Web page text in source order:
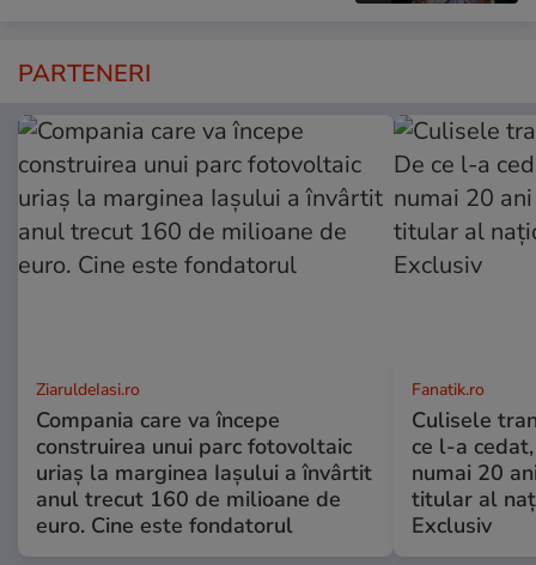
PARTENERI
ZiaruldeIasi.ro
Compania care va începe
construirea unui parc fotovoltaic
uriaș la marginea Iașului a învârtit
anul trecut 160 de milioane de
euro. Cine este fondatorul
Fanatik.ro
Culisele
ce l-a
numai 20
titular al
Exclusiv